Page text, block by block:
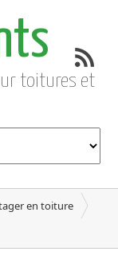
toitures et
en toiture